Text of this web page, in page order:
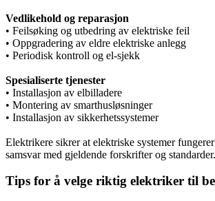
Vedlikehold og reparasjon
• Feilsøking og utbedring av elektriske feil
• Oppgradering av eldre elektriske anlegg
• Periodisk kontroll og el-sjekk
Spesialiserte tjenester
• Installasjon av elbilladere
• Montering av smarthusløsninger
• Installasjon av sikkerhetssystemer
Elektrikere sikrer at elektriske systemer
samsvar med gjeldende forskrifter og standarder.
Tips for å velge riktig elektriker til